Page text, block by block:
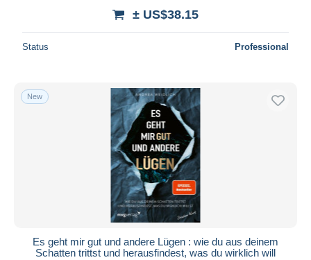
± US$38.15
Status Professional
New
Es geht mir gut und andere Lügen : wie du aus deinem
Schatten trittst und herausfindest, was du wirklich will